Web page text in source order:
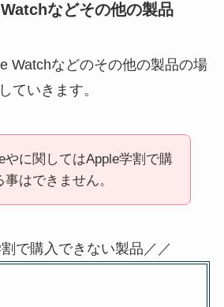
などその他の製品
Watchなどのその他の製品の場
ていきます。
やに関してはApple学割で購
事はできません。
で購入できない製品／／